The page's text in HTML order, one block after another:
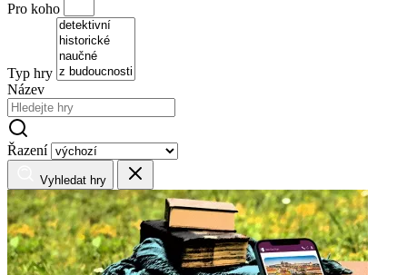
Pro koho
Typ hry
Název
Řazení
Vyhledat hry